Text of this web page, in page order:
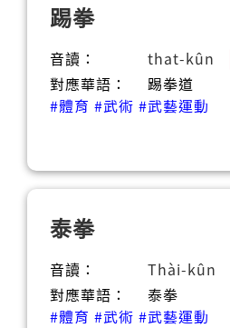
踢拳
音讀：
that-kûn
對應華語：
踢拳道
#體育 #武術 #武藝運動
泰拳
音讀：
Thài-kûn
對應華語：
泰拳
#體育 #武術 #武藝運動